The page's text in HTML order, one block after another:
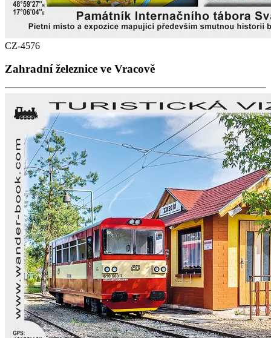
CZ-4576
Zahradní železnice ve Vracově